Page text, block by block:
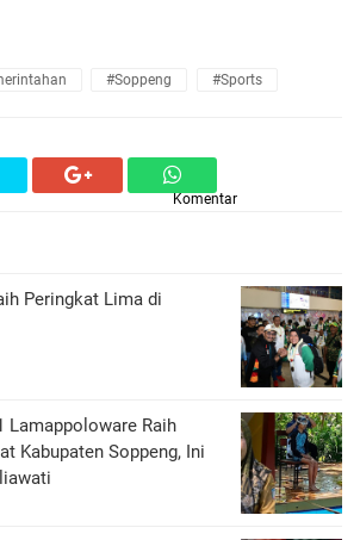
#Soppeng #Sports
Komentar
Peringkat Lima di
Lamappoloware Raih
Kabupaten Soppeng, Ini